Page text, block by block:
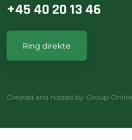
+45 40 20 13 46
Ring direkte​
Created and hosted by Group